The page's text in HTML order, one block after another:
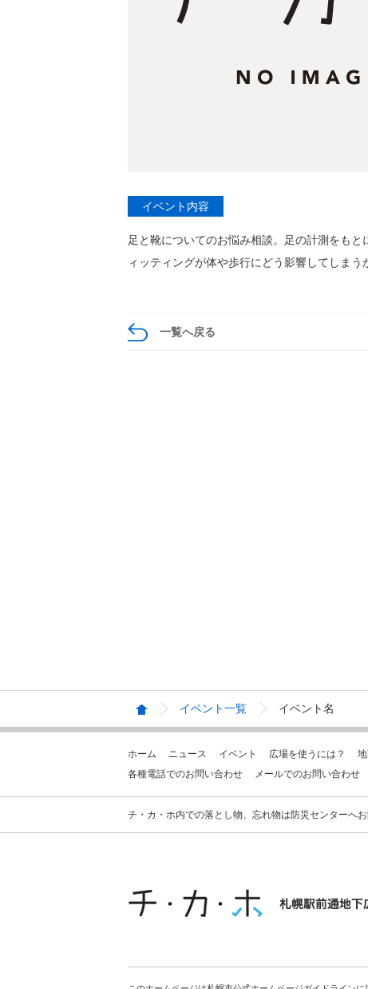
イベント内容
足と靴についてのお悩み相談。足の計測をも
ィッティングが体や歩行にどう影響してしま
一覧へ戻る
イベント一覧 イベント名
ホーム ニュース イベント 広場を使うには？
各種電話でのお問い合わせ
メールでのお問い合わせ
チ・カ・ホ内での落とし物、忘れ物は防災センターへ